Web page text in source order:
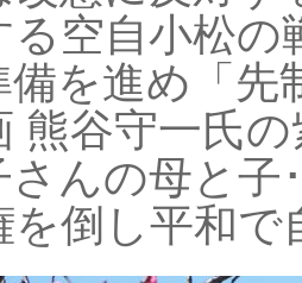
る空自小松
備を進め「
熊谷守一氏
さんの母と子
を倒し平和